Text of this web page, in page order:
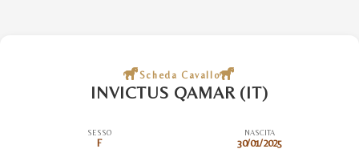
Scheda Cavallo
INVICTUS QAMAR (IT)
SESSO
F
NASCITA
30/01/2025